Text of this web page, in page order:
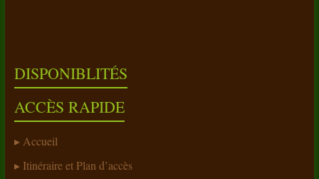
DISPONIBLITÉS
ACCÈS RAPIDE
Accueil
Itinéraire et Plan d’accès